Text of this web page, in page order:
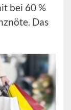
bei 60 %
Das